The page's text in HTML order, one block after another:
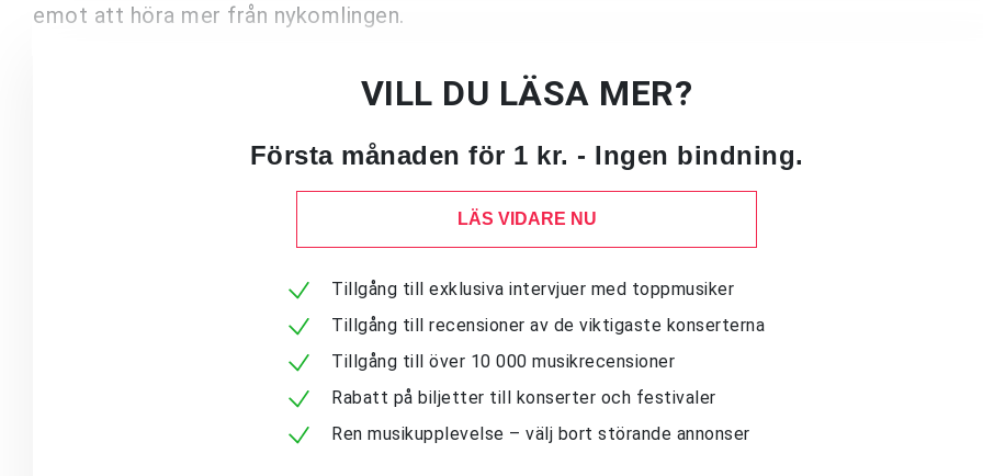
emot att höra mer från nykomlingen.
VILL DU LÄSA MER?
Första månaden för 1 kr. - Ingen bindning.
LÄS VIDARE NU
Tillgång till exklusiva intervjuer med toppmusiker
Tillgång till recensioner av de viktigaste konserterna
Tillgång till över 10 000 musikrecensioner
Rabatt på biljetter till konserter och festivaler
Ren musikupplevelse – välj bort störande annonser